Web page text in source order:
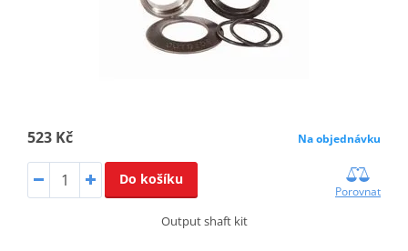
523 Kč Na objednávku
Do košíku
Porovnat
Output shaft kit